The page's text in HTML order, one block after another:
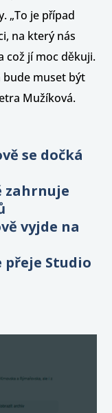
„To je případ
na který nás
což jí moc děkuji.
bude muset být
Mužíková.
se dočká
zahrnuje
vyjde na
přeje Studio